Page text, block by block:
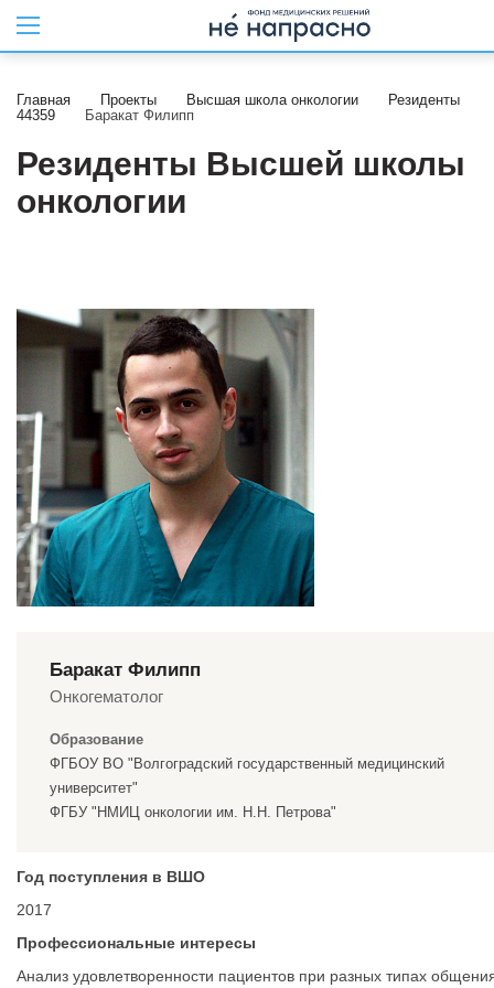
Главная Проекты Высшая школа онкологии
Резиденты
44359
Баракат Филипп
Резиденты Высшей школы
онкологии
Баракат Филипп
Онкогематолог
Образование
ФГБОУ ВО "Волгоградский государственный медицинский
университет"
ФГБУ "НМИЦ онкологии им. Н.Н. Петрова"
Год поступления в ВШО
2017
Профессиональные интересы
Анализ удовлетворенности пациентов при разных типах